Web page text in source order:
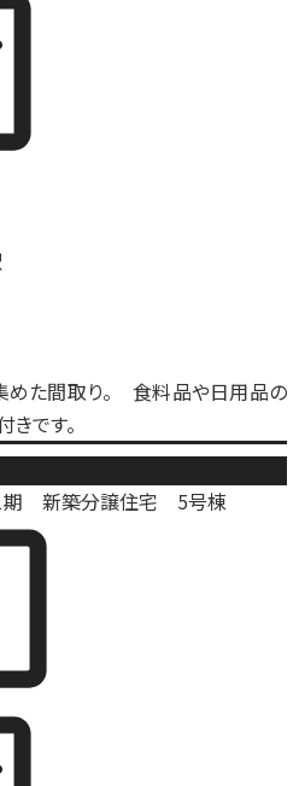
めた間取り。 食料品や日用品の
きです。
期 新築分譲住宅 5号棟